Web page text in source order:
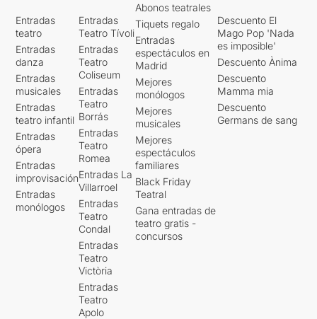
Entradas
teatro
Entradas
danza
Entradas
musicales
Entradas
teatro infantil
Entradas
ópera
Entradas
improvisación
Entradas
monólogos
Entradas
Teatro Tívoli
Entradas
Teatro
Coliseum
Entradas
Teatro
Borrás
Entradas
Teatro
Romea
Entradas La
Villarroel
Entradas
Teatro
Condal
Entradas
Teatro
Victòria
Entradas
Teatro
Apolo
Abonos teatrales
Tiquets regalo
Entradas
espectáculos en
Madrid
Mejores
monólogos
Mejores
musicales
Mejores
espectáculos
familiares
Black Friday
Teatral
Gana entradas de
teatro gratis -
concursos
Descuento El
Mago Pop 'Nada
es imposible'
Descuento Ànima
Descuento
Mamma mia
Descuento
Germans de sang